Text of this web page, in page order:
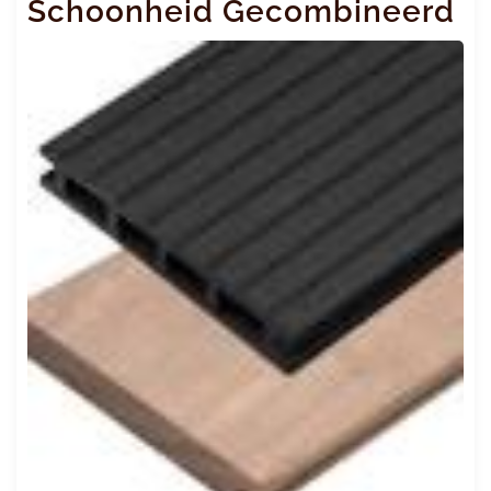
Schoonheid Gecombineerd